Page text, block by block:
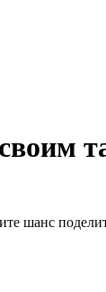
шанс